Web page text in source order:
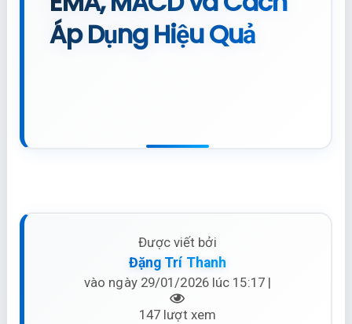
Áp Dụng Hiệu Quả
Được viết bởi
Đặng Trí Thanh
vào ngày 29/01/2026 lúc 15:17 |
147 lượt xem